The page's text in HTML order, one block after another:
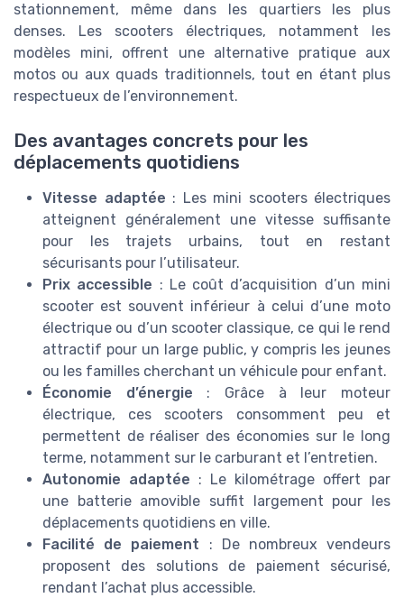
stationnement, même dans les quartiers les plus
denses. Les scooters électriques, notamment les
modèles mini, offrent une alternative pratique aux
motos ou aux quads traditionnels, tout en étant plus
respectueux de l’environnement.
Des avantages concrets pour les
déplacements quotidiens
Vitesse adaptée : Les mini scooters électriques
atteignent généralement une vitesse suffisante
pour les trajets urbains, tout en restant
sécurisants pour l’utilisateur.
Prix accessible : Le coût d’acquisition d’un mini
scooter est souvent inférieur à celui d’une moto
électrique ou d’un scooter classique, ce qui le rend
attractif pour un large public, y compris les jeunes
ou les familles cherchant un véhicule pour enfant.
Économie d’énergie : Grâce à leur moteur
électrique, ces scooters consomment peu et
permettent de réaliser des économies sur le long
terme, notamment sur le carburant et l’entretien.
Autonomie adaptée : Le kilométrage offert par
une batterie amovible suffit largement pour les
déplacements quotidiens en ville.
Facilité de paiement : De nombreux vendeurs
proposent des solutions de paiement sécurisé,
rendant l’achat plus accessible.